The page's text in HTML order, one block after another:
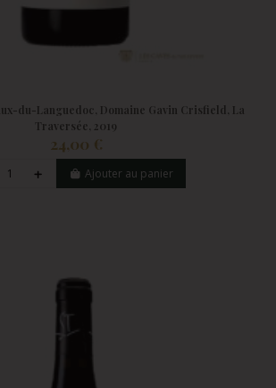
du-Languedoc, Domaine Gavin Crisfield, La
Traversée, 2019
24,00 €
Ajouter au panier